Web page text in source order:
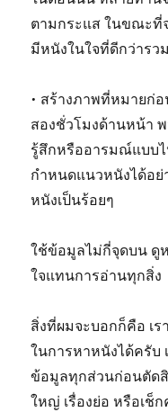
ตามกระแส ในขณะที่จ
มีหนังในใจที่ดีกว่ารว
• สร้างภาพที่หมายก่
สองชั่วโมงด้านหน้า
รู้สึกหรืออารมณ์แบบ
กำหนดแนวหนังได้อย่
หนังเป็นร้อยๆ
ใช้ข้อมูลไม่กี่จุดบน ดู
ใจแทนการอ่านทุกสิ่ง
สิ่งที่ผมจะบอกก็คือ เ
ในการหาหนังได้ครับ
ข้อมูลทุกส่วนก่อนตัด
ใหญ่ เรื่องย่อ หรือเช็